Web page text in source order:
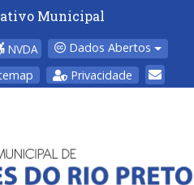
Municipal
NVDA
Dados Abertos
Privacidade